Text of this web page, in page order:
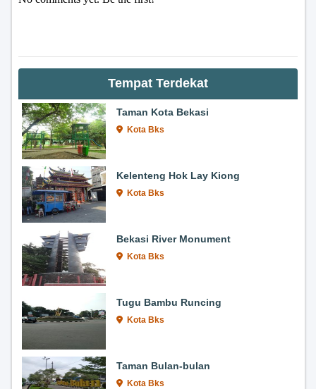
Tempat Terdekat
Taman Kota Bekasi
Kota Bks
Kelenteng Hok Lay Kiong
Kota Bks
Bekasi River Monument
Kota Bks
Tugu Bambu Runcing
Kota Bks
Taman Bulan-bulan
Kota Bks